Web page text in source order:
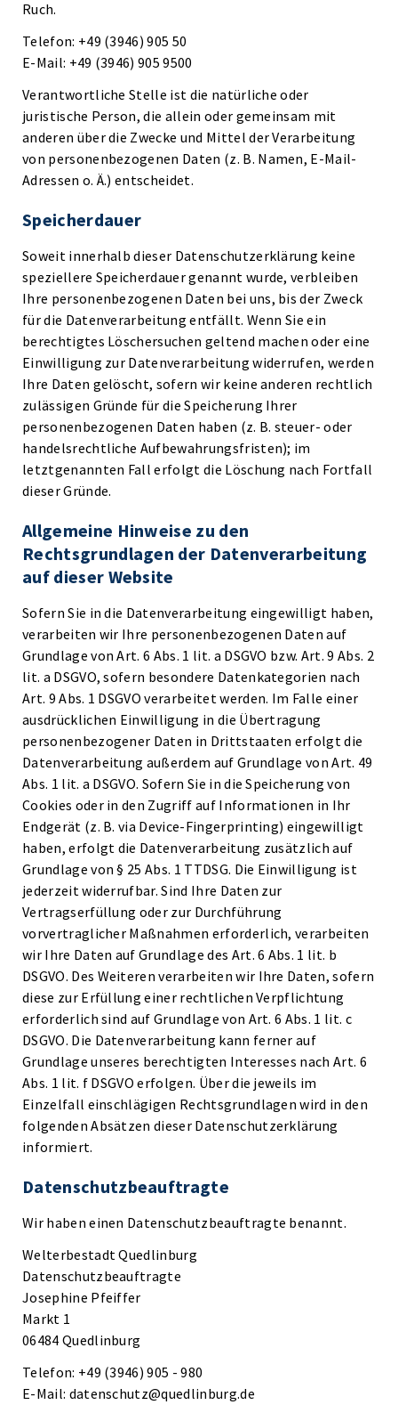
Ruch.
Telefon: +49 (3946) 905 50
E-Mail: +49 (3946) 905 9500
Verantwortliche Stelle ist die natürliche oder
juristische Person, die allein oder gemeinsam mit
anderen über die Zwecke und Mittel der Verarbeitung
von personenbezogenen Daten (z. B. Namen, E-Mail-
Adressen o. Ä.) entscheidet.
Speicherdauer
Soweit innerhalb dieser Datenschutzerklärung keine
speziellere Speicherdauer genannt wurde, verbleiben
Ihre personenbezogenen Daten bei uns, bis der Zweck
für die Datenverarbeitung entfällt. Wenn Sie ein
berechtigtes Löschersuchen geltend machen oder eine
Einwilligung zur Datenverarbeitung widerrufen, werden
Ihre Daten gelöscht, sofern wir keine anderen rechtlich
zulässigen Gründe für die Speicherung Ihrer
personenbezogenen Daten haben (z. B. steuer- oder
handelsrechtliche Aufbewahrungsfristen); im
letztgenannten Fall erfolgt die Löschung nach Fortfall
dieser Gründe.
Allgemeine Hinweise zu den
Rechtsgrundlagen der Datenverarbeitung
auf dieser Website
Sofern Sie in die Datenverarbeitung eingewilligt haben,
verarbeiten wir Ihre personenbezogenen Daten auf
Grundlage von Art. 6 Abs. 1 lit. a DSGVO bzw. Art. 9 Abs. 2
lit. a DSGVO, sofern besondere Datenkategorien nach
Art. 9 Abs. 1 DSGVO verarbeitet werden. Im Falle einer
ausdrücklichen Einwilligung in die Übertragung
personenbezogener Daten in Drittstaaten erfolgt die
Datenverarbeitung außerdem auf Grundlage von Art. 49
Abs. 1 lit. a DSGVO. Sofern Sie in die Speicherung von
Cookies oder in den Zugriff auf Informationen in Ihr
Endgerät (z. B. via Device-Fingerprinting) eingewilligt
haben, erfolgt die Datenverarbeitung zusätzlich auf
Grundlage von § 25 Abs. 1 TTDSG. Die Einwilligung ist
jederzeit widerrufbar. Sind Ihre Daten zur
Vertragserfüllung oder zur Durchführung
vorvertraglicher Maßnahmen erforderlich, verarbeiten
wir Ihre Daten auf Grundlage des Art. 6 Abs. 1 lit. b
DSGVO. Des Weiteren verarbeiten wir Ihre Daten, sofern
diese zur Erfüllung einer rechtlichen Verpflichtung
erforderlich sind auf Grundlage von Art. 6 Abs. 1 lit. c
DSGVO. Die Datenverarbeitung kann ferner auf
Grundlage unseres berechtigten Interesses nach Art. 6
Abs. 1 lit. f DSGVO erfolgen. Über die jeweils im
Einzelfall einschlägigen Rechtsgrundlagen wird in den
folgenden Absätzen dieser Datenschutzerklärung
informiert.
Datenschutz­beauftragte
Wir haben einen Datenschutzbeauftragte benannt.
Welterbestadt Quedlinburg
Datenschutzbeauftragte
Josephine Pfeiffer
Markt 1
06484 Quedlinburg
Telefon: +49 (3946) 905 - 980
E-Mail: datenschutz@quedlinburg.de